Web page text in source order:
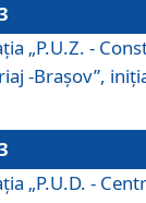
„P.U.Z. -
-Braşov”,
„P.U.D. -